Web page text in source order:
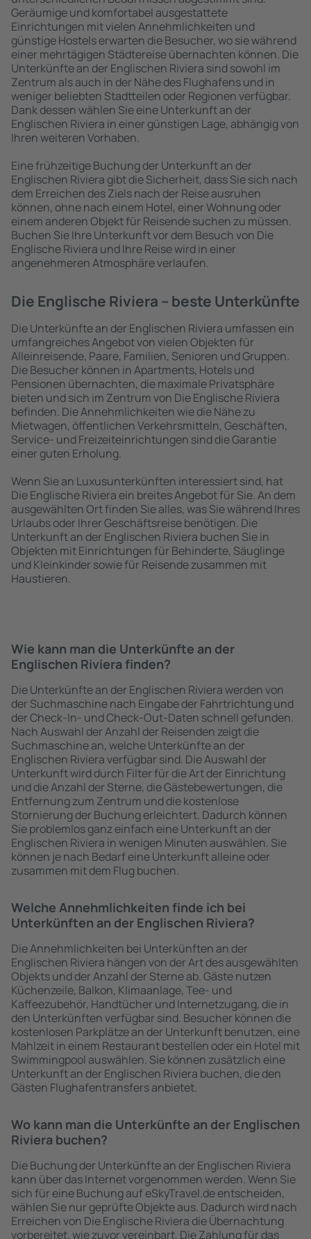
Geräumige und komfortabel ausgestattete
Einrichtungen mit vielen Annehmlichkeiten und
günstige Hostels erwarten die Besucher, wo sie während
einer mehrtägigen Städtereise übernachten können. Die
Unterkünfte an der Englischen Riviera sind sowohl im
Zentrum als auch in der Nähe des Flughafens und in
weniger beliebten Stadtteilen oder Regionen verfügbar.
Dank dessen wählen Sie eine Unterkunft an der
Englischen Riviera in einer günstigen Lage, abhängig von
Ihren weiteren Vorhaben.
Eine frühzeitige Buchung der Unterkunft an der
Englischen Riviera gibt die Sicherheit, dass Sie sich nach
dem Erreichen des Ziels nach der Reise ausruhen
können, ohne nach einem Hotel, einer Wohnung oder
einem anderen Objekt für Reisende suchen zu müssen.
Buchen Sie Ihre Unterkunft vor dem Besuch von Die
Englische Riviera und Ihre Reise wird in einer
angenehmeren Atmosphäre verlaufen.
Die Englische Riviera – beste Unterkünfte
Die Unterkünfte an der Englischen Riviera umfassen ein
umfangreiches Angebot von vielen Objekten für
Alleinreisende, Paare, Familien, Senioren und Gruppen.
Die Besucher können in Apartments, Hotels und
Pensionen übernachten, die maximale Privatsphäre
bieten und sich im Zentrum von Die Englische Riviera
befinden. Die Annehmlichkeiten wie die Nähe zu
Mietwagen, öffentlichen Verkehrsmitteln, Geschäften,
Service- und Freizeiteinrichtungen sind die Garantie
einer guten Erholung.
Wenn Sie an Luxusunterkünften interessiert sind, hat
Die Englische Riviera ein breites Angebot für Sie. An dem
ausgewählten Ort finden Sie alles, was Sie während Ihres
Urlaubs oder Ihrer Geschäftsreise benötigen. Die
Unterkunft an der Englischen Riviera buchen Sie in
Objekten mit Einrichtungen für Behinderte, Säuglinge
und Kleinkinder sowie für Reisende zusammen mit
Haustieren.
Wie kann man die Unterkünfte an der
Englischen Riviera finden?
Die Unterkünfte an der Englischen Riviera werden von
der Suchmaschine nach Eingabe der Fahrtrichtung und
der Check-In- und Check-Out-Daten schnell gefunden.
Nach Auswahl der Anzahl der Reisenden zeigt die
Suchmaschine an, welche Unterkünfte an der
Englischen Riviera verfügbar sind. Die Auswahl der
Unterkunft wird durch Filter für die Art der Einrichtung
und die Anzahl der Sterne, die Gästebewertungen, die
Entfernung zum Zentrum und die kostenlose
Stornierung der Buchung erleichtert. Dadurch können
Sie problemlos ganz einfach eine Unterkunft an der
Englischen Riviera in wenigen Minuten auswählen. Sie
können je nach Bedarf eine Unterkunft alleine oder
zusammen mit dem Flug buchen.
Welche Annehmlichkeiten finde ich bei
Unterkünften an der Englischen Riviera?
Die Annehmlichkeiten bei Unterkünften an der
Englischen Riviera hängen von der Art des ausgewählten
Objekts und der Anzahl der Sterne ab. Gäste nutzen
Küchenzeile, Balkon, Klimaanlage, Tee- und
Kaffeezubehör, Handtücher und Internetzugang, die in
den Unterkünften verfügbar sind. Besucher können die
kostenlosen Parkplätze an der Unterkunft benutzen, eine
Mahlzeit in einem Restaurant bestellen oder ein Hotel mit
Swimmingpool auswählen. Sie können zusätzlich eine
Unterkunft an der Englischen Riviera buchen, die den
Gästen Flughafentransfers anbietet.
Wo kann man die Unterkünfte an der Englischen
Riviera buchen?
Die Buchung der Unterkünfte an der Englischen Riviera
kann über das Internet vorgenommen werden. Wenn Sie
sich für eine Buchung auf eSkyTravel.de entscheiden,
wählen Sie nur geprüfte Objekte aus. Dadurch wird nach
Erreichen von Die Englische Riviera die Übernachtung
vorbereitet, wie zuvor vereinbart. Die Zahlung für das